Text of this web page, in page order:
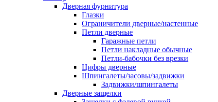
Дверная фурнитура
Глазки
Ограничители дверные/настенные
Петли дверные
Гаражные петли
Петли накладные обычные
Петли-бабочки без врезки
Цифры дверные
Шпингалеты/засовы/задвижки
Задвижки/шпингалеты
Дверные защелки